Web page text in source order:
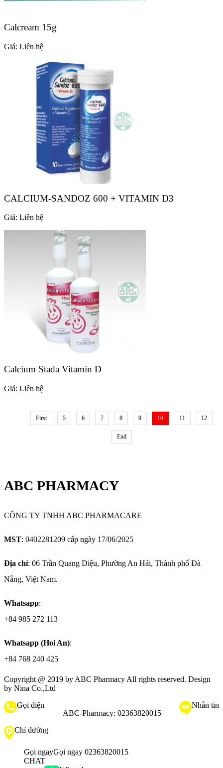
Calcream 15g
Giá: Liên hệ
CALCIUM-SANDOZ 600 + VITAMIN D3
Giá: Liên hệ
Calcium Stada Vitamin D
Giá: Liên hệ
First 5 6 7 8 9 10 11 12
End
ABC PHARMACY
CÔNG TY TNHH ABC PHARMACARE
MST: 0402281209 cấp ngày 17/06/2025
Địa chỉ: 06 Trần Quang Diệu, Phường An Hải, Thành phố Đà
Nẵng, Việt Nam.
Whatsapp:
+84 985 272 113
Whatsapp (Hoi An):
+84 768 240 425
Copyright @ 2019 by ABC Pharmacy All rights reserved. Design
by Nina Co.,Ltd
Gọi điện
ABC-Pharmacy: 02363820015
Nhắn tin
Chỉ đường
Gọi ngayGọi ngay 02363820015
CHAT